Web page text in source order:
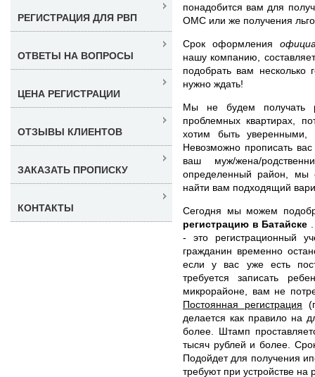
понадобится вам для
ОМС или же получения
Срок оформления
нашу компанию,
подобрать вам несколько
нужно ждать!
Мы не будем получать
проблемных квартирах,
хотим быть уверенными,
Невозможно прописать
ваш муж/жена/
определенный район, мы
найти вам подходящий
Сегодня мы можем
регистрацию в Батайске
- это регистрационный
гражданин временно
если у вас уже есть
требуется записать
микрорайоне, вам не
Постоянная регистрация
делается как правило на
более. Штамп
тысяч рублей и более.
Подойдет для получения
требуют при устройстве на
РЕГИСТРАЦИЯ ДЛЯ РВП
ОТВЕТЫ НА ВОПРОСЫ
ЦЕНА РЕГИСТРАЦИИ
ОТЗЫВЫ КЛИЕНТОВ
ЗАКАЗАТЬ ПРОПИСКУ
КОНТАКТЫ